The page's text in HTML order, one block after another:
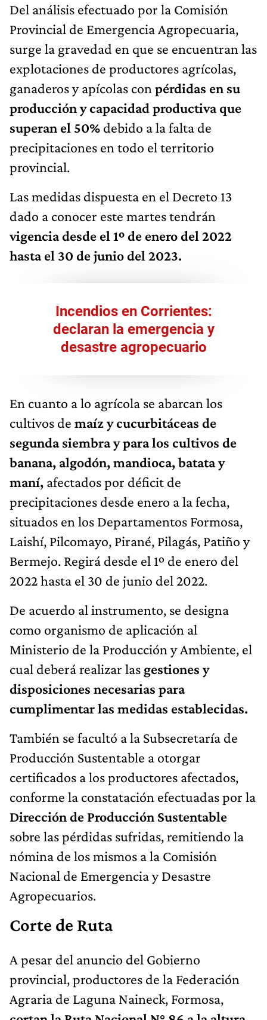
Del análisis efectuado por la Comisión
Provincial de Emergencia Agropecuaria,
surge la gravedad en que se encuentran las
explotaciones de productores agrícolas,
ganaderos y apícolas con pérdidas en su
producción y capacidad productiva que
superan el 50% debido a la falta de
precipitaciones en todo el territorio
provincial.
Las medidas dispuesta en el Decreto 13
dado a conocer este martes tendrán
vigencia desde el 1º de enero del 2022
hasta el 30 de junio del 2023.
Incendios en Corrientes:
declaran la emergencia y
desastre agropecuario
En cuanto a lo agrícola se abarcan los
cultivos de maíz y cucurbitáceas de
segunda siembra y para los cultivos de
banana, algodón, mandioca, batata y
maní, afectados por déficit de
precipitaciones desde enero a la fecha,
situados en los Departamentos Formosa,
Laishí, Pilcomayo, Pirané, Pilagás, Patiño y
Bermejo. Regirá desde el 1º de enero del
2022 hasta el 30 de junio del 2022.
De acuerdo al instrumento, se designa
como organismo de aplicación al
Ministerio de la Producción y Ambiente, el
cual deberá realizar las gestiones y
disposiciones necesarias para
cumplimentar las medidas establecidas.
También se facultó a la Subsecretaría de
Producción Sustentable a otorgar
certificados a los productores afectados,
conforme la constatación efectuadas por la
Dirección de Producción Sustentable
sobre las pérdidas sufridas, remitiendo la
nómina de los mismos a la Comisión
Nacional de Emergencia y Desastre
Agropecuarios.
Corte de Ruta
A pesar del anuncio del Gobierno
provincial, productores de la Federación
Agraria de Laguna Naineck, Formosa,